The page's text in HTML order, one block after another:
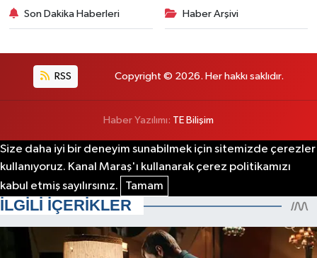
Son Dakika Haberleri Haber Arşivi
RSS Copyright © 2026. Her hakkı saklıdır.
Haber Yazılımı: TE Bilişim
Size daha iyi bir deneyim sunabilmek için sitemizde çerezler
kullanıyoruz. Kanal Maraş'ı kullanarak çerez politikamızı
kabul etmiş sayılırsınız.
Tamam